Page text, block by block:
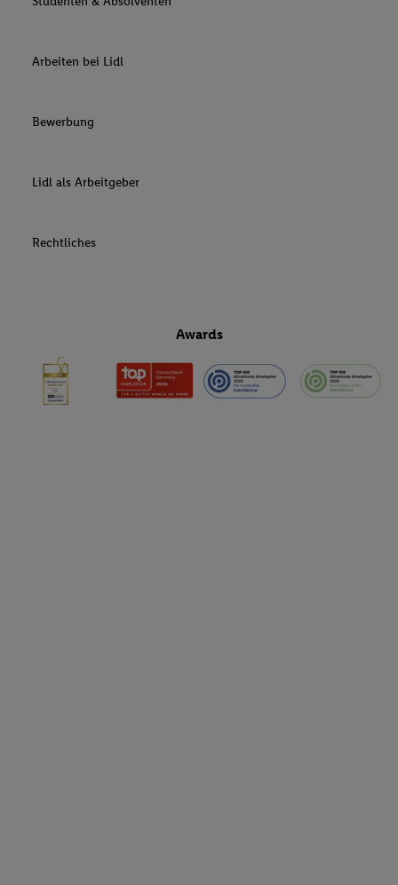
Arbeiten bei Lidl
Bewerbung
Lidl als Arbeitgeber
Rechtliches
Awards